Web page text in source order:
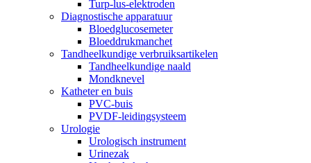
Turp-lus-elektroden
Diagnostische apparatuur
Bloedglucosemeter
Bloeddrukmanchet
Tandheelkundige verbruiksartikelen
Tandheelkundige naald
Mondknevel
Katheter en buis
PVC-buis
PVDF-leidingsysteem
Urologie
Urologisch instrument
Urinezak